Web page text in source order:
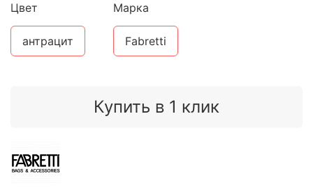
Купить в 1 клик
Цвет
антрацит
Марка
Fabretti